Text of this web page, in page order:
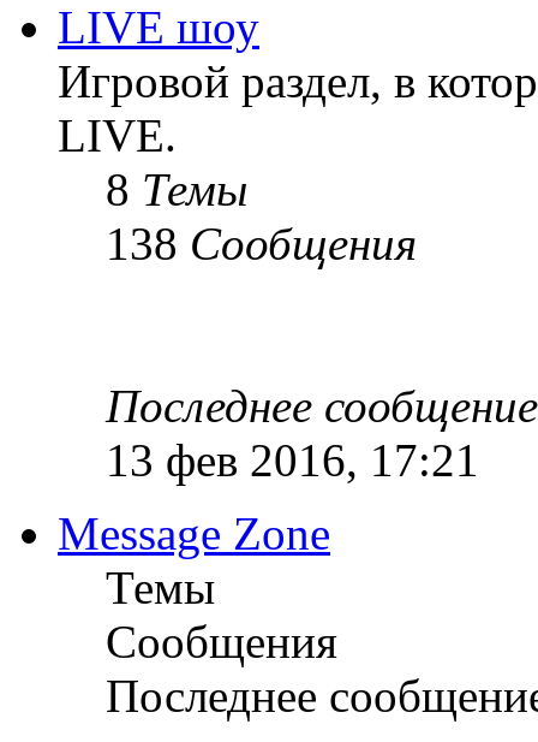
LIVE шоу
Игровой раздел, в
LIVE.
8 Темы
138 Сообщения
Последнее сообщение
13 фев 2016, 17:21
Message Zone
Темы
Сообщения
Последнее